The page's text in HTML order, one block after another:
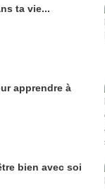
ta vie...
apprendre à
bien avec soi